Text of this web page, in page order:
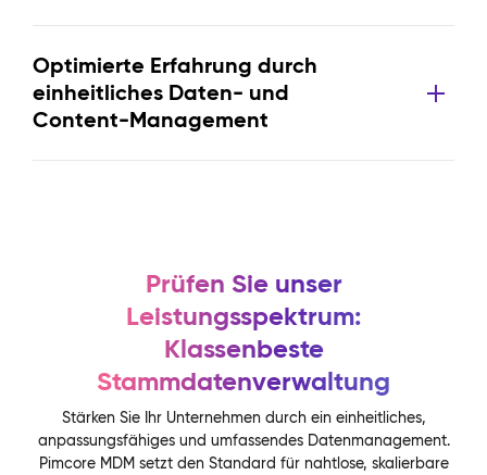
Optimierte Erfahrung durch
einheitliches Daten- und
Content-Management
Prüfen Sie unser
Leistungsspektrum:
Klassenbeste
Stammdatenverwaltung
Stärken Sie Ihr Unternehmen durch ein einheitliches,
anpassungsfähiges und umfassendes Datenmanagement.
Pimcore MDM setzt den Standard für nahtlose, skalierbare